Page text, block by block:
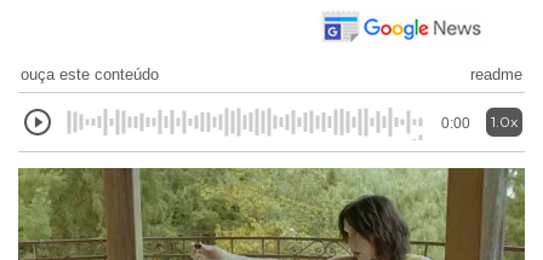
ouça este conteúdo readme
0:00 1.0x